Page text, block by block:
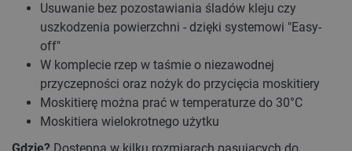
Usuwanie bez pozostawiania śladów kleju czy
uszkodzenia powierzchni - dzięki systemowi "Easy-
off"
W komplecie rzep w taśmie o niezawodnej
przyczepności oraz nożyk do przycięcia moskitiery
Moskitierę można prać w temperaturze do 30°C
Moskitiera wielokrotnego użytku